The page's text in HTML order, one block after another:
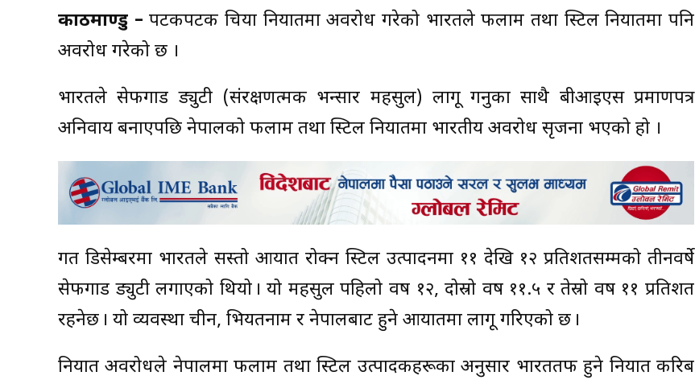
काठमाण्डु – पटकपटक चिया निर्यातमा अवरोध गरेको भारतले फलाम तथा स्टिल निर्यातमा पनि
अवरोध गरेको छ ।
भारतले सेफगार्ड ड्युटी (संरक्षणत्मक भन्सार महसुल) लागू गर्नुका साथै बीआईएस प्रमाणपत्र
अनिवार्य बनाएपछि नेपालको फलाम तथा स्टिल निर्यातमा भारतीय अवरोध सृजना भएको हो ।
गत डिसेम्बरमा भारतले सस्तो आयात रोक्न स्टिल उत्पादनमा ११ देखि १२ प्रतिशतसम्मको तीनवर्षे
सेफगार्ड ड्युटी लगाएको थियो । यो महसुल पहिलो वर्ष १२, दोस्रो वर्ष ११.५ र तेस्रो वर्ष ११ प्रतिशत
रहनेछ । यो व्यवस्था चीन, भियतनाम र नेपालबाट हुने आयातमा लागू गरिएको छ ।
निर्यात अवरोधले नेपालमा फलाम तथा स्टिल उत्पादकहरूका अनुसार भारततर्फ हुने निर्यात करिब